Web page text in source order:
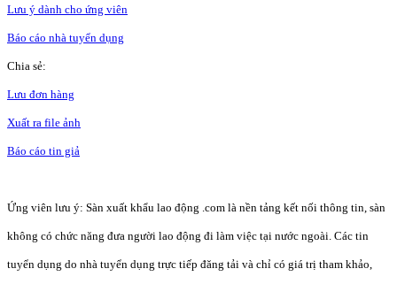
Lưu ý dành cho ứng viên
Báo cáo nhà tuyển dụng
Chia sẻ:
Lưu đơn hàng
Xuất ra file ảnh
Báo cáo tin giả
Ứng viên lưu ý: Sàn xuất khẩu lao động .com là nền tảng kết nối thông tin, sàn
không có chức năng đưa người lao động đi làm việc tại nước ngoài. Các tin
tuyển dụng do nhà tuyển dụng trực tiếp đăng tải và chỉ có giá trị tham khảo,